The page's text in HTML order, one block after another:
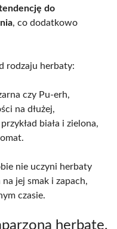
do
, co dodatkowo
rodzaju herbaty:
czy Pu-erh,
na dłużej,
biała i zielona,
nie uczyni herbaty
jej smak i zapach,
czasie.
herbatę,